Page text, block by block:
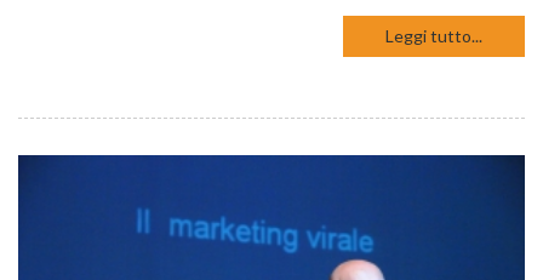
Leggi tutto...